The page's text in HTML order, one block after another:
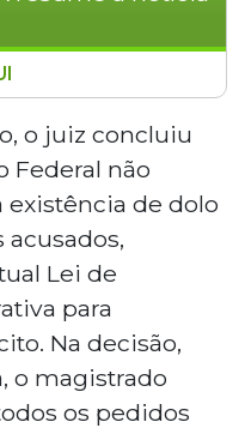
Saúde de
foi absolvido
que investigava
transporte de
o Ministério
dolo
pedido de
e determinou a
indisponibilidade de
o juiz concluiu
Federal não
de dolo
Lei de
para
Na decisão,
o magistrado
os pedidos